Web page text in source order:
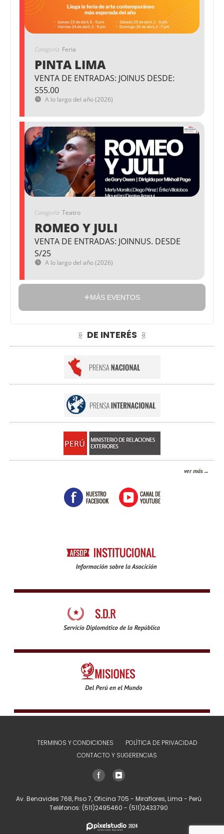
Categoría Feria
PINTA LIMA
VENTA DE ENTRADAS: JOINUS DESDE:
S55.00
A lo largo del año (2026)
Categoría Teatro
ROMEO Y JULI
VENTA DE ENTRADAS: JOINNUS. DESDE
S/25
A lo largo del año (2026)
MÁS EVENTOS
DE INTERÉS
ver más
TERMINOS Y CONDICIONES
POLÍTICA DE PRIVACIDAD
CONTACTO Y SUGERENCIAS
Av. Benavides 768, Piso 7, Oficina 705 - Miraflores, Lima - Perú
Teléfonos: (511)2495460 - (511)2433790